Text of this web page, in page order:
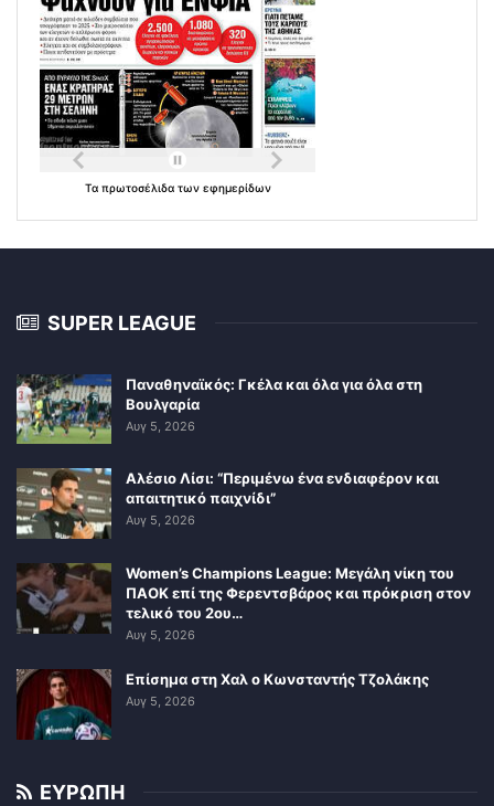
Τα πρωτοσέλιδα των εφημερίδων
SUPER LEAGUE
Παναθηναϊκός: Γκέλα και όλα για όλα στη
Βουλγαρία
Αυγ 5, 2026
Αλέσιο Λίσι: “Περιμένω ένα ενδιαφέρον και
απαιτητικό παιχνίδι”
Αυγ 5, 2026
Women’s Champions League: Μεγάλη νίκη του
ΠΑΟΚ επί της Φερεντσβάρος και πρόκριση στον
τελικό του 2ου…
Αυγ 5, 2026
Επίσημα στη Χαλ ο Κωνσταντής Τζολάκης
Αυγ 5, 2026
ΕΥΡΩΠΗ